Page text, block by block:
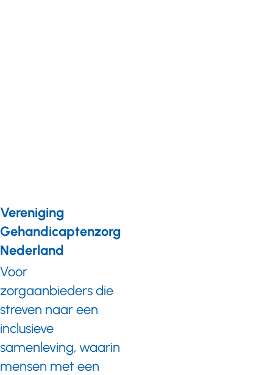
Vereniging
Gehandicaptenzorg
Nederland
Voor
zorgaanbieders die
streven naar een
inclusieve
samenleving, waarin
mensen met een